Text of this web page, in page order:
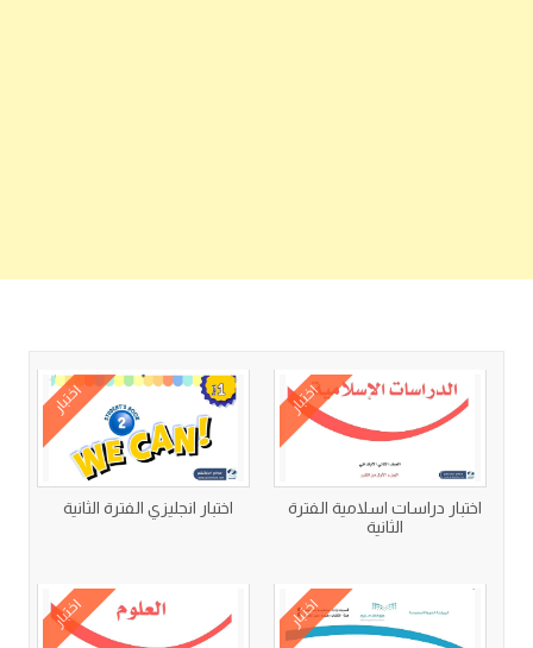
اختبار
اختبار دراسات اسلامية الفترة
الثانية
اختبار
اختبار انجليزي الفترة الثانية
اختبار اختبار